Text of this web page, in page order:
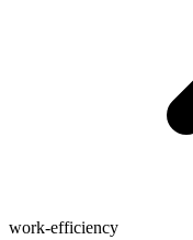
work-efficiency